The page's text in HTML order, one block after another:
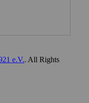
e.V.. All Rights